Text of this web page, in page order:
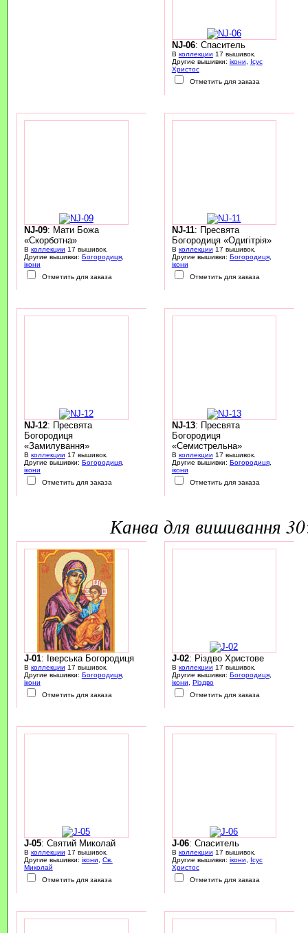
NJ-06: Спаситель
В коллекции 17 вышивок.
Другие вышивки: ікони
Ісус
Христос
Отметить для заказа
NJ-09: Мати Божа
«Скорботна»
В коллекции 17 вышивок.
Другие вышивки: Богородиця,
ікони
Отметить для заказа
NJ-11: Пресвята
Богородиця «Одигітрія»
В коллекции 17 вышивок.
Другие вышивки: Богородиця,
ікони
Отметить для заказа
NJ-12: Пресвята
Богородиця
«Замилування»
В коллекции 17 вышивок.
Другие вышивки: Богородиця,
ікони
Отметить для заказа
NJ-13: Пресвята
Богородиця
«Семистрельна»
В коллекции 17 вышивок.
Другие вышивки: Богородиця,
ікони
Отметить для заказа
канва для вишивання
J-01: Іверська Богородиця
В коллекции 17 вышивок.
Другие вышивки: Богородиця,
ікони
Отметить для заказа
J-02: Різдво Христове
В коллекции 17 вышивок.
Другие вышивки: Богородиця,
ікони, Різдво
Отметить для заказа
J-05: Святий Миколай
В коллекции 17 вышивок.
Другие вышивки: ікони, Св.
Миколай
Отметить для заказа
J-06: Спаситель
В коллекции 17 вышивок.
Другие вышивки: ікони,
Ісус
Христос
Отметить для заказа